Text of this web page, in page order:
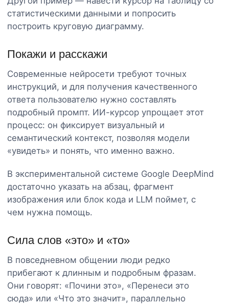
статистическими данными и попросить
построить круговую диаграмму.
Покажи и расскажи
Современные нейросети требуют точных
инструкций, и для получения качественного
ответа пользователю нужно составлять
подробный промпт. ИИ-курсор упрощает этот
процесс: он фиксирует визуальный и
семантический контекст, позволяя модели
«увидеть» и понять, что именно важно.
В экспериментальной системе Google DeepMind
достаточно указать на абзац, фрагмент
изображения или блок кода и LLM поймет, с
чем нужна помощь.
Сила слов «это» и «то»
В повседневном общении люди редко
прибегают к длинным и подробным фразам.
Они говорят: «Почини это», «Перенеси это
сюда» или «Что это значит», параллельно